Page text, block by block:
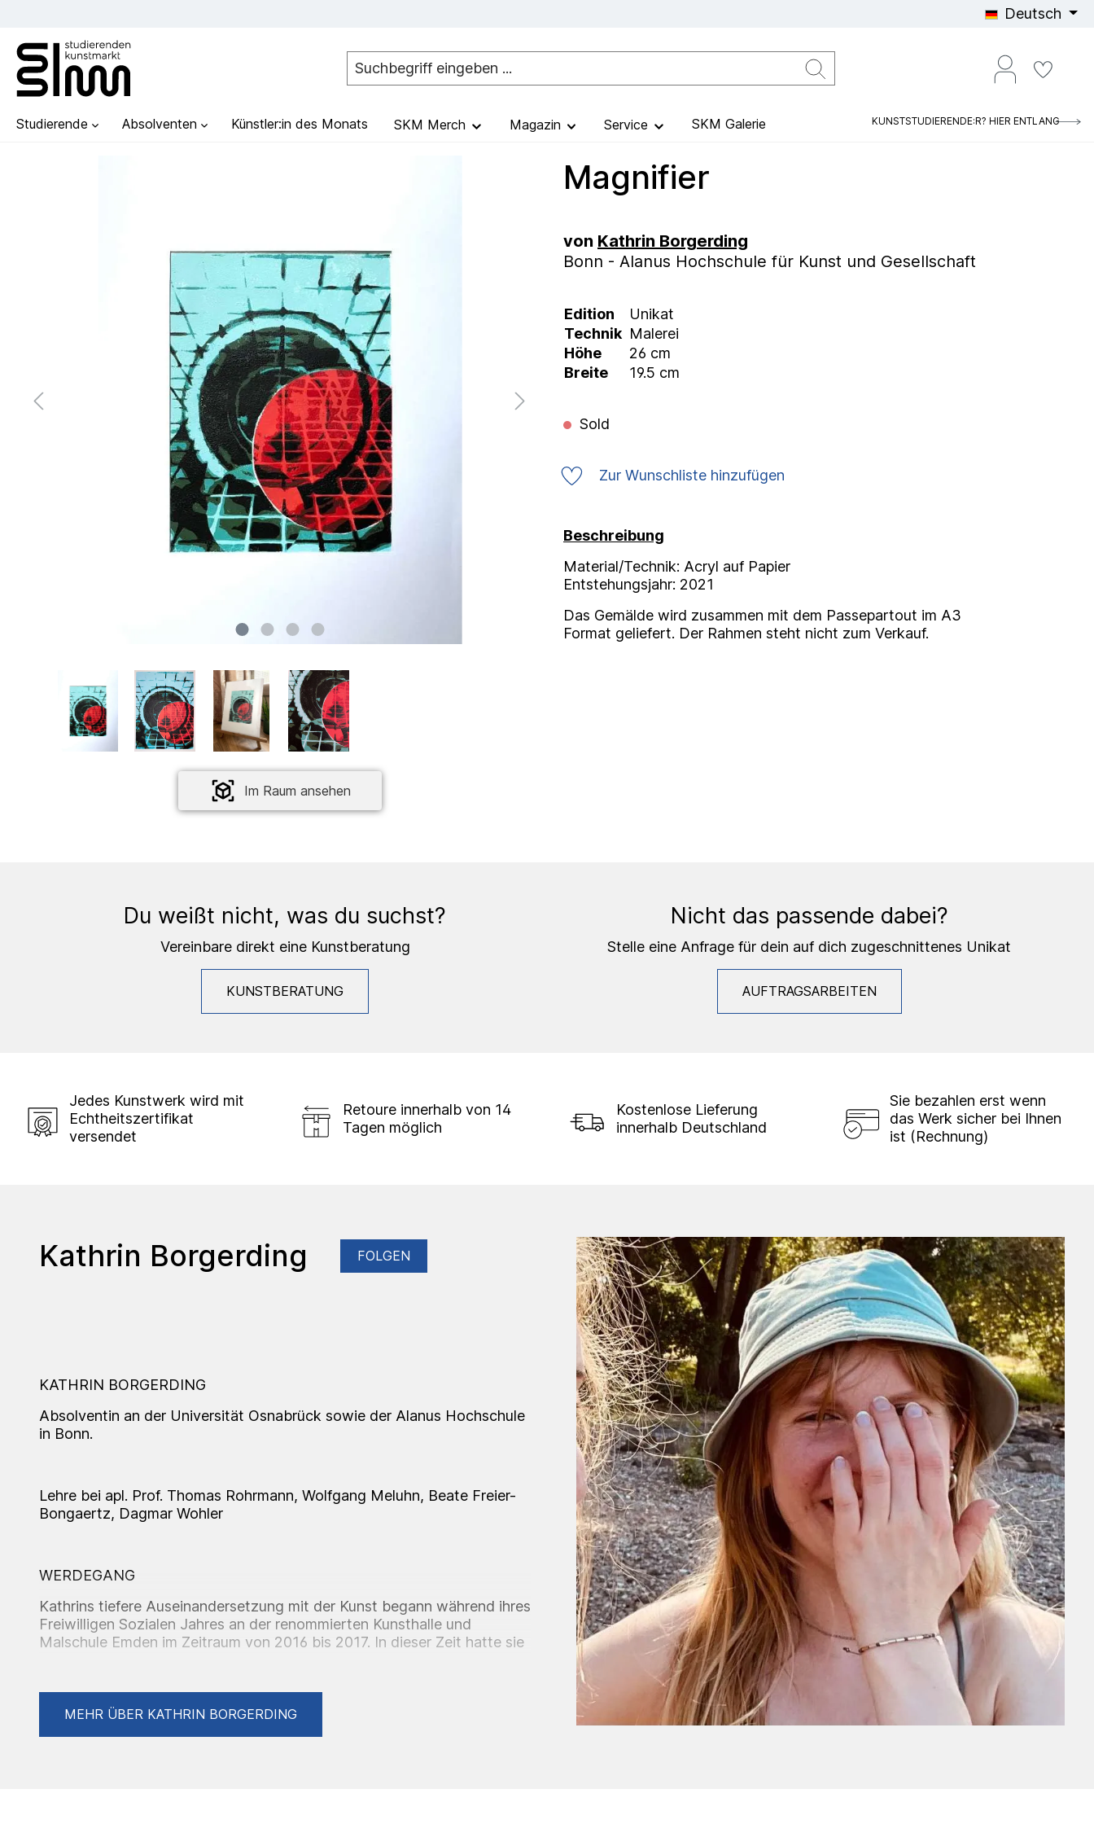
Deutsch
Studierende Absolventen Künstler:in des Monats SKM Merch Magazin Service SKM Galerie KUNSTSTUDIERENDE:R? HIER ENTLANG
Im Raum ansehen
Magnifier
von Kathrin Borgerding
Bonn - Alanus Hochschule für Kunst und Gesellschaft
Edition
Unikat
Technik Malerei
Höhe
26 cm
Breite
19.5 cm
Sold
Zur Wunschliste hinzufügen
Beschreibung
Material/Technik: Acryl auf Papier
Entstehungsjahr: 2021
Das Gemälde wird zusammen mit dem Passepartout im A3
Format geliefert. Der Rahmen steht nicht zum Verkauf.
Du weißt nicht, was du suchst?
Vereinbare direkt eine Kunstberatung
KUNSTBERATUNG
Nicht das passende dabei?
Stelle eine Anfrage für dein auf dich zugeschnittenes Unikat
AUFTRAGSARBEITEN
Jedes Kunstwerk wird mit
Echtheitszertifikat
versendet
Retoure innerhalb von 14
Tagen möglich
Kostenlose Lieferung
innerhalb Deutschland
Sie bezahlen erst wenn
das Werk sicher bei Ihnen
ist (Rechnung)
Kathrin Borgerding FOLGEN
KATHRIN BORGERDING
Absolventin an der Universität Osnabrück sowie der Alanus Hochschule
in Bonn.
Lehre bei apl. Prof. Thomas Rohrmann, Wolfgang Meluhn, Beate Freier-
Bongaertz, Dagmar Wohler
WERDEGANG
Kathrins tiefere Auseinandersetzung mit der Kunst begann während ihres
Freiwilligen Sozialen Jahres an der renommierten Kunsthalle und
Malschule Emden im Zeitraum von 2016 bis 2017. In dieser Zeit hatte sie
beeinflusste.
MEHR ÜBER KATHRIN BORGERDING